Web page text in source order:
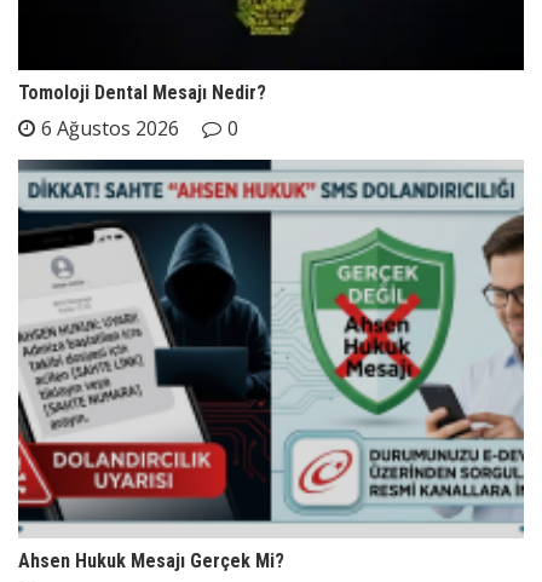
Tomoloji Dental Mesajı Nedir?
6 Ağustos 2026 0
Ahsen Hukuk Mesajı Gerçek Mi?